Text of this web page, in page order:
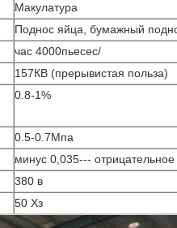
Макулатура
Поднос яйца, бумажный
час 4000пьесес/
157КВ (прерывистая польза)
0.8-1%
0.5-0.7Мпа
минус 0,035---
380 в
50 Хз